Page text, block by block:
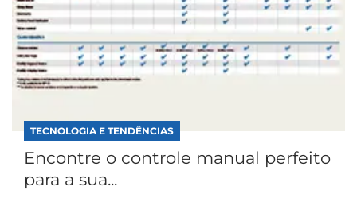
TECNOLOGIA E TENDÊNCIAS
Encontre o controle manual perfeito
para a sua...